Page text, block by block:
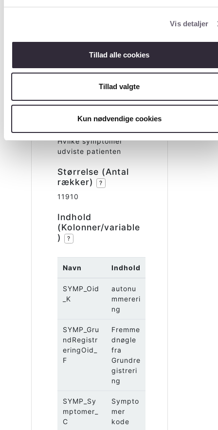
Vis detaljer
Tillad alle cookies
Tillad valgte
Kun nødvendige cookies
Postnummer
Symptom
er
Hvilke symptomer
udviste patienten
Størrelse (Antal
rækker)
?
11910
Indhold
(Kolonner/variable
)
?
Navn Indhold
SYMP_Oid
_K
autonu
mmereri
ng
SYMP_Gru
ndRegistr
eringOid_
F
Fremme
dnøgle
fra
Grundre
gistreri
ng
SYMP_Sy
mptomer_
C
Sympto
mer
kode